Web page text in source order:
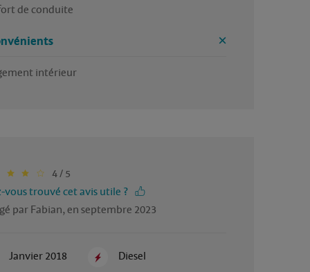
de conduite
intérieur
4 / 5
vous trouvé cet avis utile ?
par Fabian, en septembre 2023
Janvier 2018 Diesel